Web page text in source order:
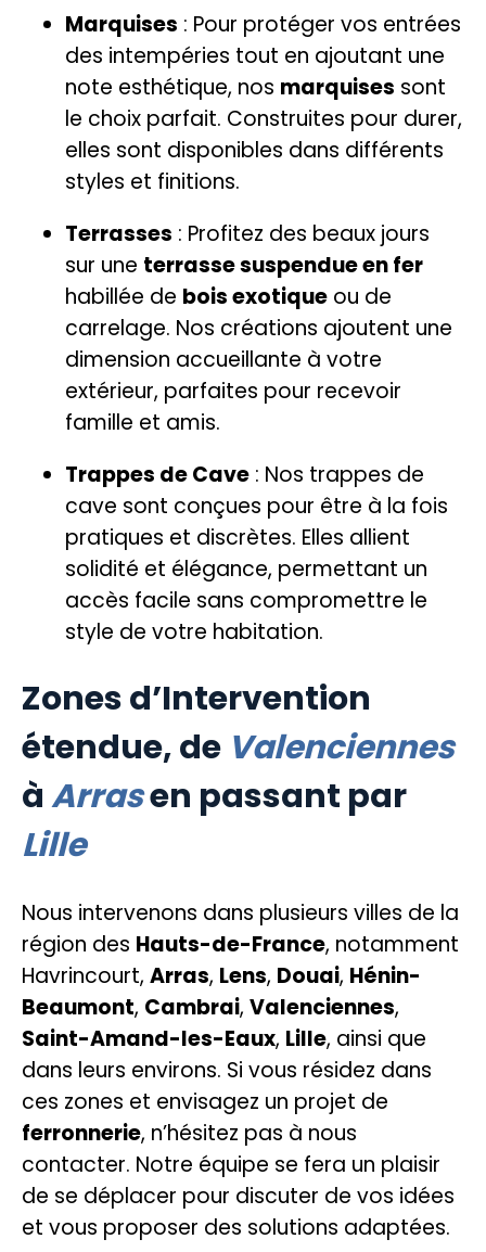
Marquises : Pour protéger vos entrées
des intempéries tout en ajoutant une
note esthétique, nos marquises sont
le choix parfait. Construites pour durer,
elles sont disponibles dans différents
styles et finitions.
Terrasses : Profitez des beaux jours
sur une terrasse suspendue en fer
habillée de bois exotique ou de
carrelage. Nos créations ajoutent une
dimension accueillante à votre
extérieur, parfaites pour recevoir
famille et amis.
Trappes de Cave : Nos trappes de
cave sont conçues pour être à la fois
pratiques et discrètes. Elles allient
solidité et élégance, permettant un
accès facile sans compromettre le
style de votre habitation.
Zones d’Intervention
étendue, de Valenciennes
àArrasen passant par
Lille
Nous intervenons dans plusieurs villes de la
région des Hauts-de-France, notamment
Havrincourt, Arras, Lens, Douai, Hénin-
Beaumont, Cambrai, Valenciennes,
Saint-Amand-les-Eaux, Lille, ainsi que
dans leurs environs. Si vous résidez dans
ces zones et envisagez un projet de
ferronnerie, n’hésitez pas à nous
contacter. Notre équipe se fera un plaisir
de se déplacer pour discuter de vos idées
et vous proposer des solutions adaptées.